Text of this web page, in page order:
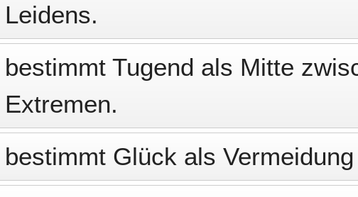
Leidens.
bestimmt Tugend als Mitte
Extremen.
bestimmt Glück als